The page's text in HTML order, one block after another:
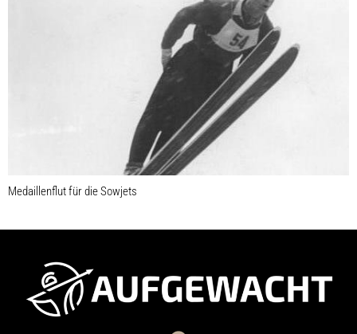
Medaillenflut für die Sowjets